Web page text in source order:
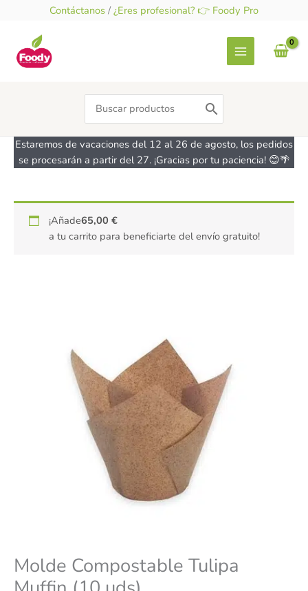
contenido
Contáctanos / ¿Eres profesional? 👉 Foody Pro
Search
for:
Estaremos de vacaciones del 12 al 26 de agosto, los pedidos
se procesarán a partir del 27. ¡Gracias por tu paciencia! 😊🌴
¡Añade65,00€
a tu carrito para beneficiarte del envío gratuito!
Molde Compostable Tulipa